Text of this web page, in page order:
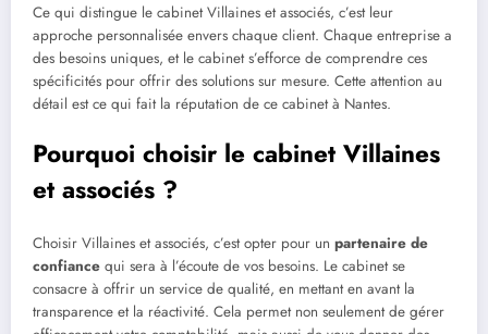
Ce qui distingue le cabinet Villaines et associés, c’est leur
approche personnalisée envers chaque client. Chaque entreprise a
des besoins uniques, et le cabinet s’efforce de comprendre ces
spécificités pour offrir des solutions sur mesure. Cette attention au
détail est ce qui fait la réputation de ce cabinet à Nantes.
Pourquoi choisir le cabinet Villaines
et associés ?
Choisir Villaines et associés, c’est opter pour un partenaire de
confiance qui sera à l’écoute de vos besoins. Le cabinet se
consacre à offrir un service de qualité, en mettant en avant la
transparence et la réactivité. Cela permet non seulement de gérer